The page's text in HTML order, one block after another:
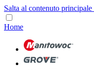
Salta al contenuto principale
Home